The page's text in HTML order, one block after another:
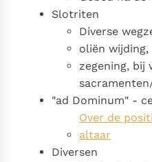
Slotriten
Diverse
oliën wijding,
zegening, bij
"ad Dominum" -
Over de
altaar
Diversen